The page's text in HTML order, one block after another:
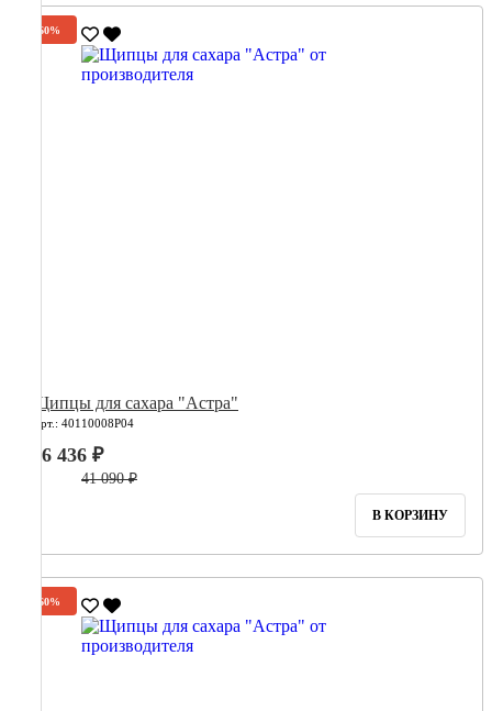
-60%
Щипцы для сахара "Астра"
Арт.: 40110008Р04
16 436 ₽
41 090 ₽
В КОРЗИНУ
-60%